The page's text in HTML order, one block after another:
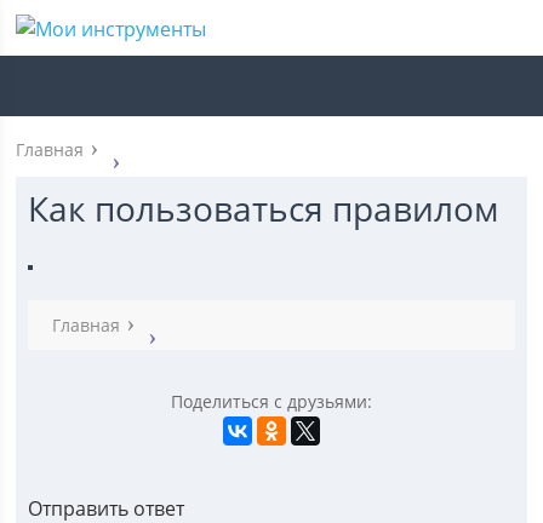
Главная
Как пользоваться правилом
Главная
Поделиться с друзьями:
Отправить ответ